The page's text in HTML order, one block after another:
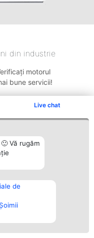
Live chat
Vă rugăm
de
din industrie
motorul
bune servicii!
Contact